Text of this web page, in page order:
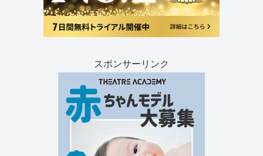
スポンサーリンク